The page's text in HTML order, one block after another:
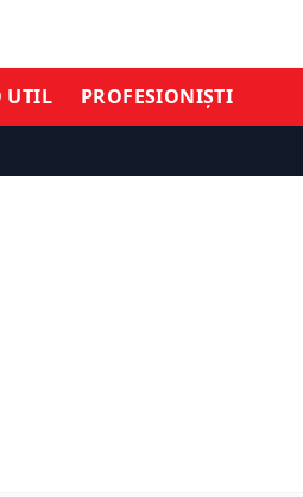
UTIL PROFESIONIȘTI